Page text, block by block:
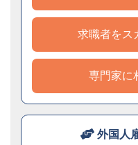
求職者をス
専門家に
外国人